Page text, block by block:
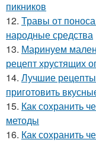
пикников
12. Травы от
народные средства
13. Маринуем
рецепт хрустящих
14. Лучшие
приготовить
15. Как сохранить
методы
16. Как сохранить